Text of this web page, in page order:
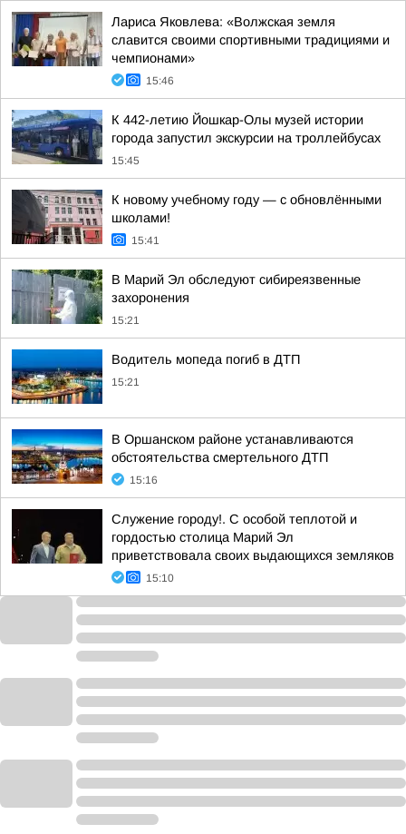
Лариса Яковлева: «Волжская земля
славится своими спортивными традициями и
чемпионами»
15:46
К 442-летию Йошкар-Олы музей истории
города запустил экскурсии на троллейбусах
15:45
К новому учебному году — с обновлёнными
школами!
15:41
В Марий Эл обследуют сибиреязвенные
захоронения
15:21
Водитель мопеда погиб в ДТП
15:21
В Оршанском районе устанавливаются
обстоятельства смертельного ДТП
15:16
Служение городу!. С особой теплотой и
гордостью столица Марий Эл
приветствовала своих выдающихся земляков
15:10